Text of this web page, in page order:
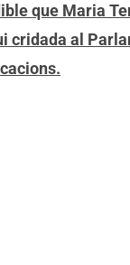
que Maria
cridada al